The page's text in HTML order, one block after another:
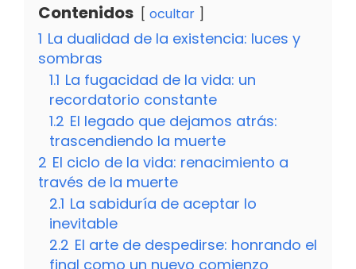
Contenidos ocultar
1 La dualidad de la existencia: luces y
sombras
1.1 La fugacidad de la vida: un
recordatorio constante
1.2 El legado que dejamos atrás:
trascendiendo la muerte
2 El ciclo de la vida: renacimiento a
través de la muerte
2.1 La sabiduría de aceptar lo
inevitable
2.2 El arte de despedirse: honrando el
final como un nuevo comienzo